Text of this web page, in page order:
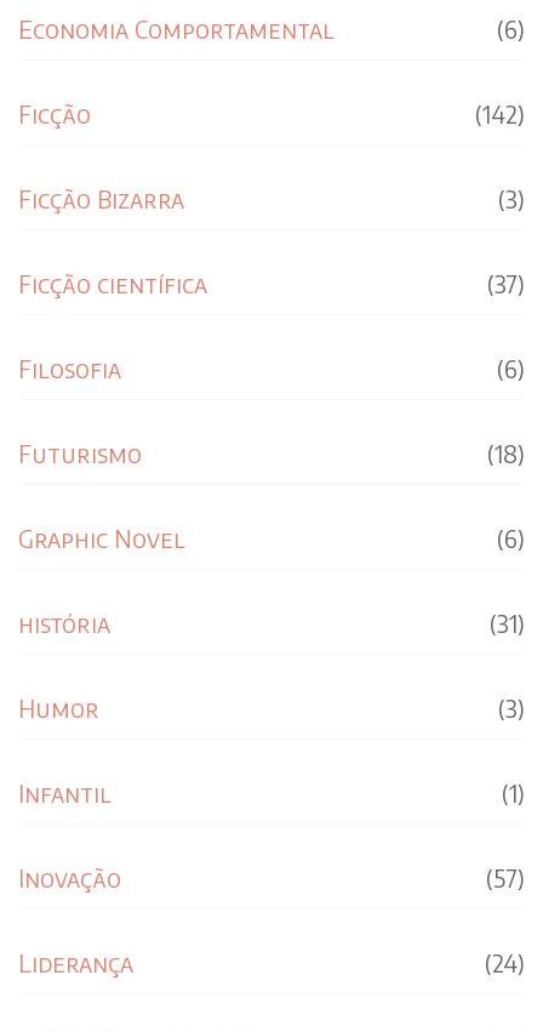
Economia Comportamental (6)
Ficção (142)
Ficção Bizarra (3)
Ficção científica (37)
Filosofia (6)
Futurismo (18)
Graphic Novel (6)
história (31)
Humor (3)
Infantil (1)
Inovação (57)
Liderança (24)